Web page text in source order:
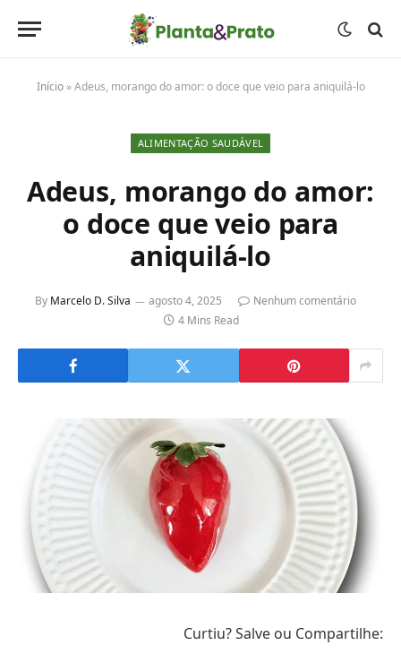
Início»Adeus, morango do amor: o doce que veio para aniquilá-lo
ALIMENTAÇÃO SAUDÁVEL
Adeus, morango do amor:
o doce que veio para
aniquilá-lo
By Marcelo D. Silva agosto 4, 2025
Nenhum comentário
4 Mins Read
Curtiu? Salve ou Compartilhe: